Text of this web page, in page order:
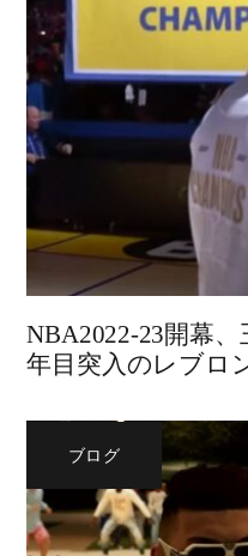
NBA2022-23開幕
年目突入のレブロ
ブログ